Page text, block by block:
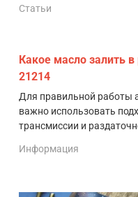
Статьи
Какое масло залить
21214
Для правильной работы
важно использовать
трансмиссии и
Информация